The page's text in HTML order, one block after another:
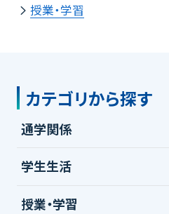
授業・学習
カテゴリから探す
通学関係
学生生活
授業・学習